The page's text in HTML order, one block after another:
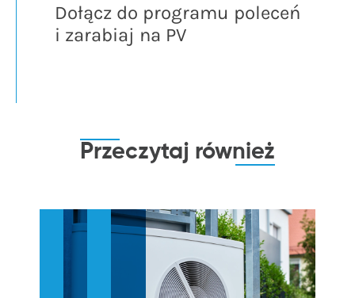
Dołącz do programu poleceń
i zarabiaj na PV
Przeczytaj również